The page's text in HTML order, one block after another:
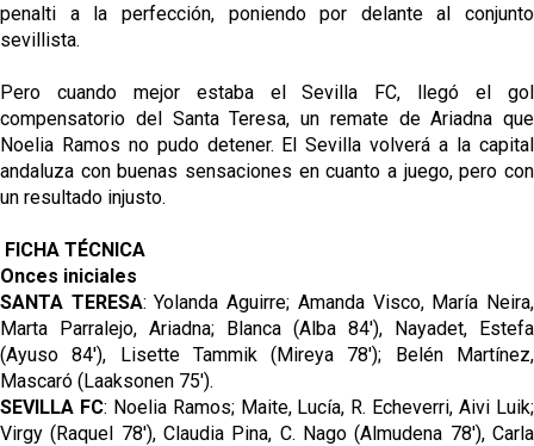
penalti a la perfección, poniendo por delante al conjunto
sevillista.
Pero cuando mejor estaba el Sevilla FC, llegó el gol
compensatorio del Santa Teresa, un remate de Ariadna que
Noelia Ramos no pudo detener. El Sevilla volverá a la capital
andaluza con buenas sensaciones en cuanto a juego, pero con
un resultado injusto.
FICHA TÉCNICA
Onces iniciales
SANTA TERESA: Yolanda Aguirre; Amanda Visco, María Neira,
Marta Parralejo, Ariadna; Blanca (Alba 84'), Nayadet, Estefa
(Ayuso 84'), Lisette Tammik (Mireya 78'); Belén Martínez,
Mascaró (Laaksonen 75').
SEVILLA FC: Noelia Ramos; Maite, Lucía, R. Echeverri, Aivi Luik;
Virgy (Raquel 78'), Claudia Pina, C. Nago (Almudena 78'), Carla